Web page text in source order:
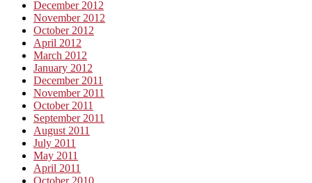
December 2012
November 2012
October 2012
April 2012
March 2012
January 2012
December 2011
November 2011
October 2011
September 2011
August 2011
July 2011
May 2011
April 2011
October 2010